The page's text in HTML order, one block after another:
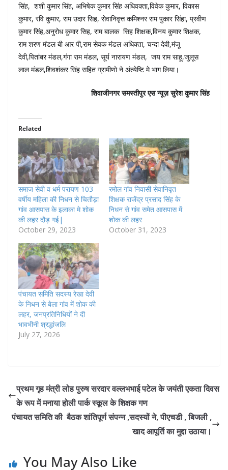
सिंह, शशी कुमार सिंह, अभिषेक कुमार सिंह अधिवक्ता,विवेक कुमार, विकास
कुमार, रवि कुमार, राम उदार सिह, सेवानिवृत्त कमिश्नर राम पुकार सिंहा, प्रवीण
कुमार सिंह,अनुरोध कुमार सिह, राम बालक सिह शिक्षक,विनय कुमार शिक्षक,
राम शरण मंडल बी आर पी,राम सेवक मंडल अधिक्ता, चन्दा देवी,मंजू
देवी,पितांबर मंडल,गंगा राम मंडल, सूर्य नारायण मंडल, जय राम साहू,जुलूस
लाल मंडल,शिवशंकर सिंह सहित ग्रामीणो ने अंत्येष्टि मे भाग लिया।
शिवाजीनगर समस्तीपुर एस न्यूज़ सुरेश कुमार सिंह
Related
समाज सेवी व धर्म परायण 103
वर्षीय महिला की निधन से चितौड़ा
गांव आसपास के इलाका मे शोक
की लहर दौड़ गई|
October 29, 2023
रमोल गांव निवासी सेवानिवृत
शिक्षक राजेंद्र प्रसाद सिंह के
निधन से गांव समेत आसपास में
शोक की लहर
October 31, 2023
पंचायत समिति सदस्य रेखा देवी
के निधन से बेला गांव में शोक की
लहर, जनप्रतिनिधियों ने दी
भावभीनी श्रद्धांजलि
July 27, 2026
प्रथम गृह मंत्री लोह पुरुष सरदार वल्लभभाई पटेल के जयंती एकता दिवस
के रूप में मनाया होली पार्क स्कूल के शिक्षक गण
पंचायत समिति की बैठक शांतिपूर्ण संपन्न ,सदस्यों ने, पीएचडी , बिजली ,
खाद आपूर्ति का मुद्दा उठाया।
You May Also Like